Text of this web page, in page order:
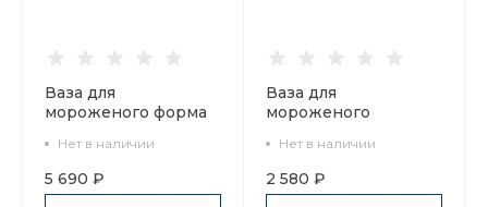
Ваза для
мороженого форма
рисунок Кобальтовая
сетка арт.
80.07113.00.1
Нет в наличии
5 690 ₽
Ваза для
мороженого
Замоскворечье арт.
80.83098.00.1
Нет в наличии
2 580 ₽